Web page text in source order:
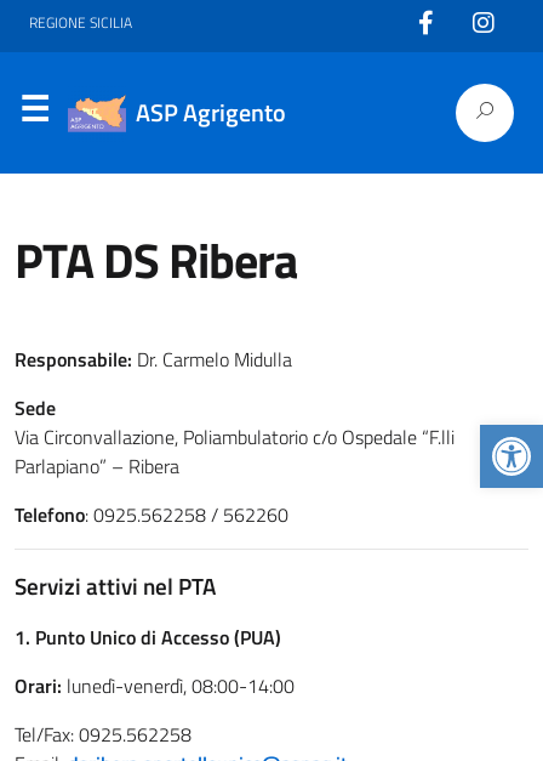
REGIONE SICILIA
ASP Agrigento
PTA DS Ribera
Responsabile: Dr. Carmelo Midulla
Sede
Via Circonvallazione, Poliambulatorio c/o Ospedale “F.lli
Parlapiano” – Ribera
Telefono: 0925.562258 / 562260
Servizi attivi nel PTA
1. Punto Unico di Accesso (PUA)
Orari: lunedì-venerdì, 08:00-14:00
Tel/Fax: 0925.562258